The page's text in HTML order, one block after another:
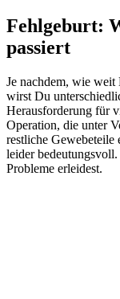
Fehlgeburt:
passiert
Je nachdem, wie weit
wirst Du
Herausforderung für
Operation, die unter
restliche Gewebeteile
leider
Probleme erleidest.